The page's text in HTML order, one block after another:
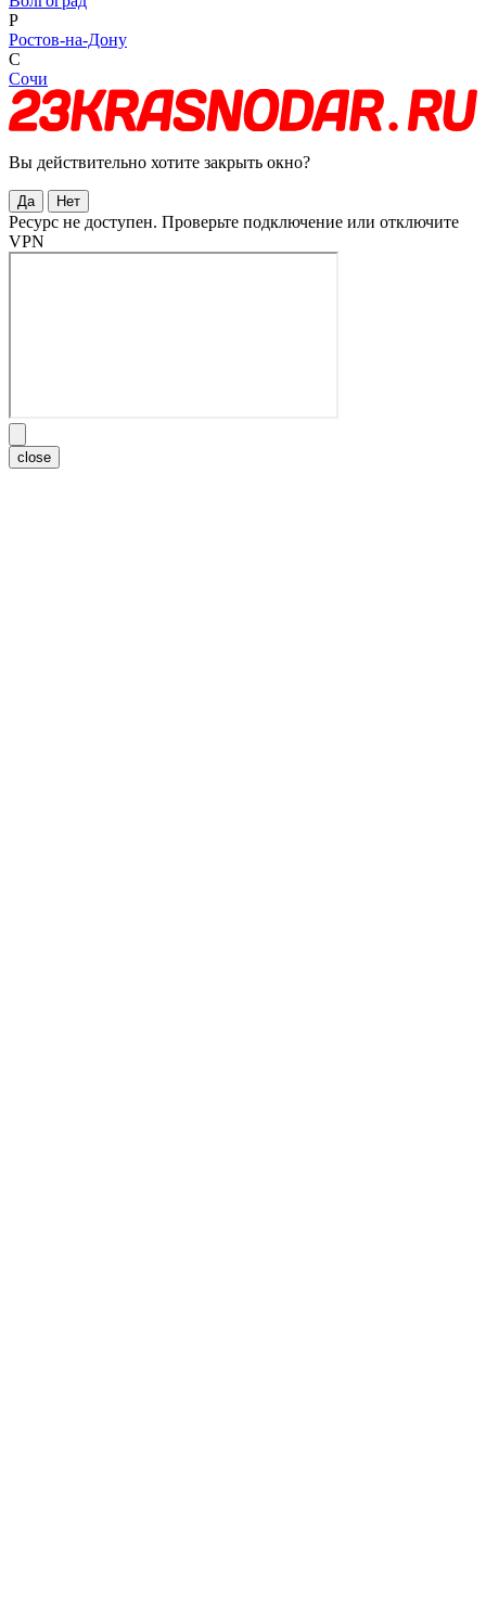
Р
Ростов-на-Дону
С
Сочи
Вы действительно хотите закрыть окно?
Да Нет
Ресурс не доступен. Проверьте подключение или отключите
VPN
close